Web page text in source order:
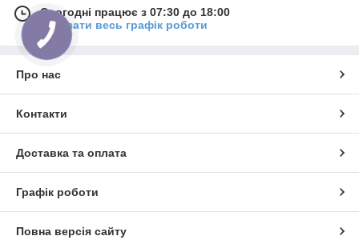
Сьогодні працює з 07:30 до 18:00
Показати весь графік роботи
Про нас
Контакти
Доставка та оплата
Графік роботи
Повна версія сайту